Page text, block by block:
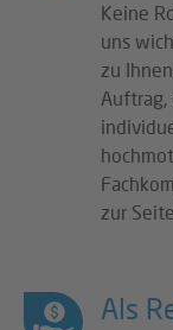
Keine
uns
zu
Auftrag,
zur
Als